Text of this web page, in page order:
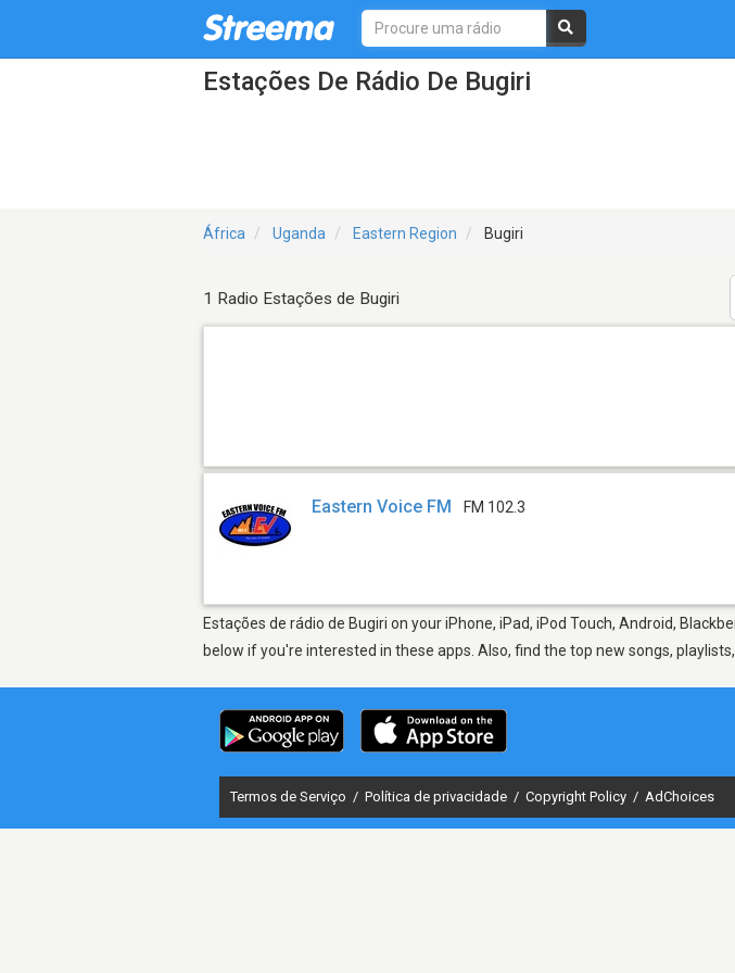
Estações De Rádio De Bugiri
África Uganda Eastern Region Bugiri
1 Radio Estações de Bugiri
Eastern Voice FM FM 102.3
Estações de rádio de Bugiri on your iPhone, iPad, iPod Touch, Android,
below if you're interested in these apps. Also, find the top new songs,
Termos de Serviço / Política de privacidade / Copyright Policy / AdChoices